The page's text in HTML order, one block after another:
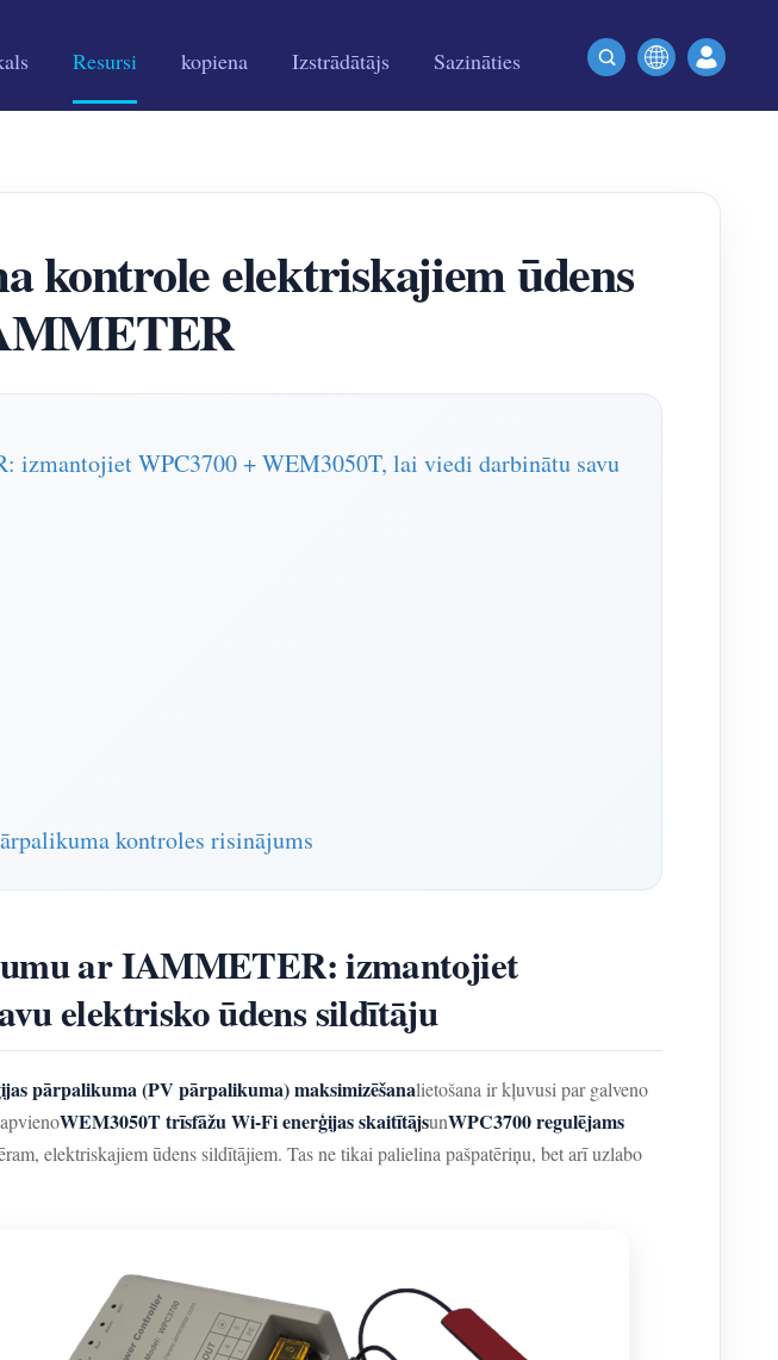
Resursi kopiena Izstrādātājs Sazināties
kontrole elektriskajiem ūdens
WPC3700 + WEM3050T, lai viedi darbinātu savu
kontroles risinājums
ar IAMMETER: izmantojiet
elektrisko ūdens sildītāju
pārpalikuma (PV pārpalikuma) maksimizēšanalietošana ir kļuvusi par galveno
WEM3050T trīsfāžu Wi-Fi enerģijas skaitītājsunWPC3700 regulējams
elektriskajiem ūdens sildītājiem. Tas ne tikai palielina pašpatēriņu, bet arī uzlabo